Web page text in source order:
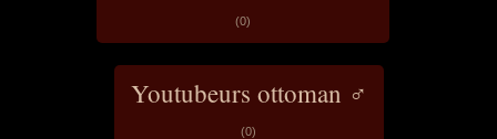
(0)
Youtubeurs ottoman ♂
(0)